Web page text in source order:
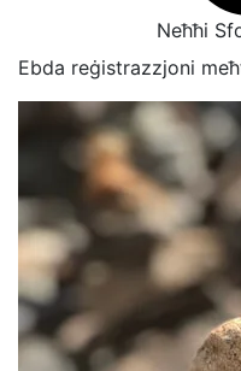
Neħħi
Ebda reġistrazzjoni